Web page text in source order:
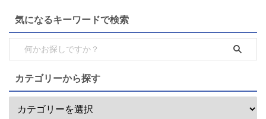
気になるキーワードで検索
カテゴリーから探す